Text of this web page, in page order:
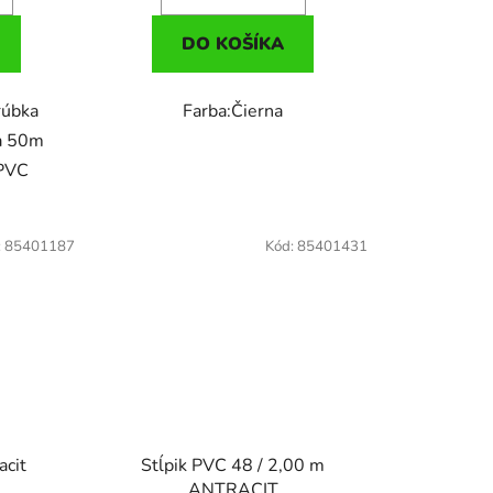
50m
DO KOŠÍKA
Farba:Čierna
85401187
Stĺpik PVC 48 / 2,00 m
Kód: 85401431